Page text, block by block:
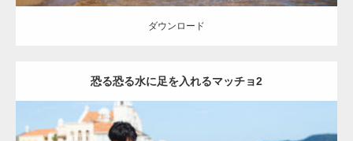
ダウンロード
恐る恐る水に足を入れるマッチョ2
ギネス世界記録…
【TV】TBS番組「ひるおび」にてマッスルプ
ラスが紹介されま…